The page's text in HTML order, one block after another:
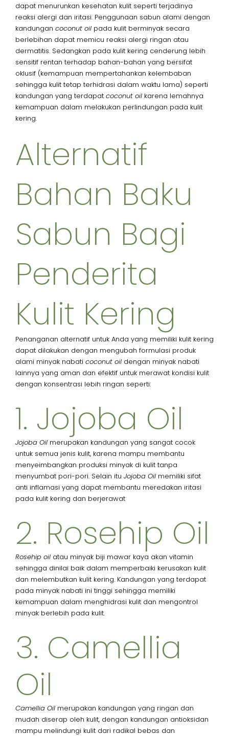
dapat menurunkan kesehatan kulit seperti terjadinya
reaksi alergi dan iritasi. Penggunaan sabun alami dengan
kandungan coconut oil pada kulit berminyak secara
berlebihan dapat memicu reaksi alergi ringan atau
dermatitis. Sedangkan pada kulit kering cenderung lebih
sensitif rentan terhadap bahan-bahan yang bersifat
oklusif (kemampuan mempertahankan kelembaban
sehingga kulit tetap terhidrasi dalam waktu lama) seperti
kandungan yang terdapat coconut oil karena lemahnya
kemampuan dalam melakukan perlindungan pada kulit
kering.
Alternatif
Bahan Baku
Sabun Bagi
Penderita
Kulit Kering​
Penanganan alternatif untuk Anda yang memiliki kulit kering
dapat dilakukan dengan mengubah formulasi produk
alami minyak nabati coconut oil dengan minyak nabati
lainnya yang aman dan efektif untuk merawat kondisi kulit
dengan konsentrasi lebih ringan seperti:
1. Jojoba Oil ​
Jojoba Oil merupakan kandungan yang sangat cocok
untuk semua jenis kulit, karena mampu membantu
menyeimbangkan produksi minyak di kulit tanpa
menyumbat pori-pori. Selain itu Jojoba Oil memiliki sifat
anti inflamasi yang dapat membantu meredakan iritasi
pada kulit kering dan berjerawat
2. Rosehip Oil​
Rosehip oil atau minyak biji mawar kaya akan vitamin
sehingga dinilai baik dalam memperbaiki kerusakan kulit
dan melembutkan kulit kering. Kandungan yang terdapat
pada minyak nabati ini tinggi sehingga memiliki
kemampuan dalam menghidrasi kulit dan mengontrol
minyak berlebih pada kulit.
3. Camellia
Oil​
Camellia Oil merupakan kandungan yang ringan dan
mudah diserap oleh kulit, dengan kandungan antioksidan
mampu melindungi kulit dari radikal bebas dan